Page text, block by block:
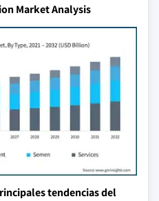
Market Analysis
tendencias del